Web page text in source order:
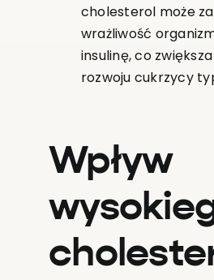
cholesterol może
wrażliwość
insulinę, co
rozwoju cukrzycy
Wpływ